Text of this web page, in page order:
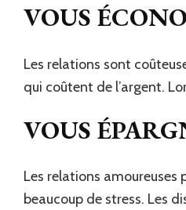
VOUS
Les relations sont
qui coûtent de l’argent.
VOUS
Les relations amoureuses
beaucoup de stress. Les